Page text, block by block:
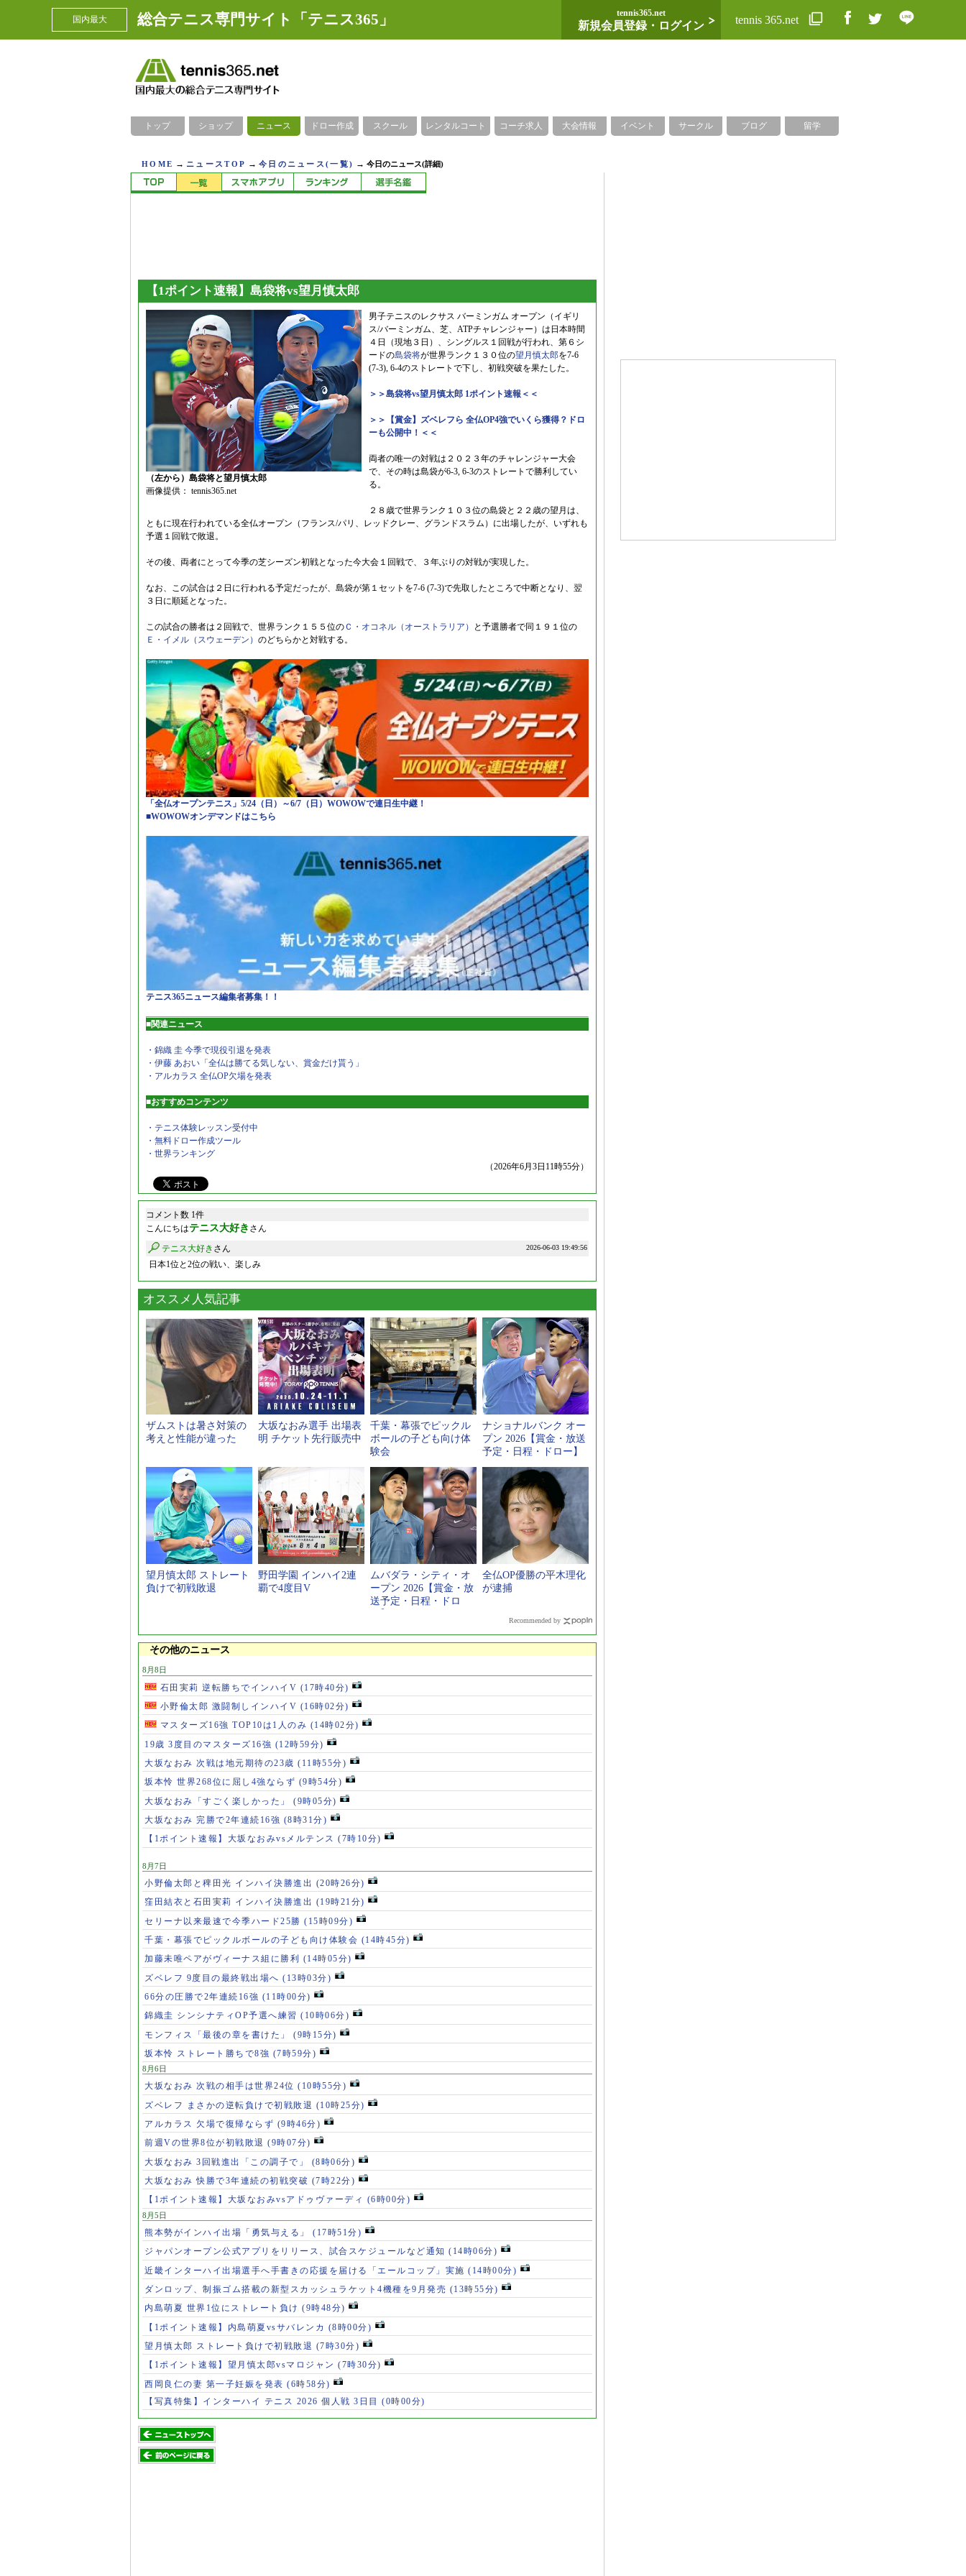
国内最大 総合テニス専門サイト「テニス365」 tennis365.net
新規会員登録・ログイン tennis 365.net
トップ ショップ ニュース ドロー作成 スクール レンタルコート コーチ求人 大会情報 イベント サークル ブログ 留学
HOME → ニュースTOP →今日のニュース(一覧) →今日のニュース(詳細)
【1ポイント速報】島袋将vs望月慎太郎
（左から）島袋将と望月慎太郎
画像提供： tennis365.net
男子テニスのレクサス バーミンガム オープン（イギリ
ス/バーミンガム、芝、ATPチャレンジャー）は日本時間
４日（現地３日）、シングルス１回戦が行われ、第６シ
ードの島袋将が世界ランク１３０位の望月慎太郎を7-6
(7-3), 6-4のストレートで下し、初戦突破を果たした。
＞＞島袋将vs望月慎太郎 1ポイント速報＜＜
＞＞【賞金】ズベレフら 全仏OP4強でいくら獲得？ドロ
ーも公開中！＜＜
両者の唯一の対戦は２０２３年のチャレンジャー大会
で、その時は島袋が6-3, 6-3のストレートで勝利してい
る。
２８歳で世界ランク１０３位の島袋と２２歳の望月は、
ともに現在行われている全仏オープン（フランス/パリ、レッドクレー、グランドスラム）に出場したが、いずれも
予選１回戦で敗退。
その後、両者にとって今季の芝シーズン初戦となった今大会１回戦で、３年ぶりの対戦が実現した。
なお、この試合は２日に行われる予定だったが、島袋が第１セットを7-6 (7-3)で先取したところで中断となり、翌
３日に順延となった。
この試合の勝者は２回戦で、世界ランク１５５位のＣ・オコネル（オーストラリア）
と予選勝者で同１９１位の
Ｅ・イメル（スウェーデン） のどちらかと対戦する。
「全仏オープンテニス」5/24（日）～6/7（日）WOWOWで連日生中継！
■WOWOWオンデマンドはこちら
テニス365ニュース編集者募集！！
■関連ニュース
・錦織 圭 今季で現役引退を発表
・伊藤 あおい「全仏は勝てる気しない、賞金だけ貰う」
・アルカラス 全仏OP欠場を発表
■おすすめコンテンツ
・テニス体験レッスン受付中
・無料ドロー作成ツール
・世界ランキング
（2026年6月3日11時55分）
コメント数 1件
こんにちはテニス大好き さん
2026-06-03 19:49:56
テニス大好き さん
日本1位と2位の戦い、楽しみ
オススメ人気記事
ザムストは暑さ対策の
考えと性能が違った
大坂なおみ選手 出場表
明 チケット先行販売中
千葉・幕張でピックル
ボールの子ども向け体
験会
ナショナルバンク オー
プン 2026【賞金・放送
予定・日程・ドロー】
望月慎太郎 ストレート
負けで初戦敗退
野田学園 インハイ2連
覇で4度目V
ムバダラ・シティ・オ
ープン 2026【賞金・放
送予定・日程・ドロ
全仏OP優勝の平木理化
が逮捕
Recommended by
その他のニュース
8月8日
石田実莉 逆転勝ちでインハイV (17時40分)
小野倫太郎 激闘制しインハイV (16時02分)
マスターズ16強 TOP10は1人のみ (14時02分)
19歳 3度目のマスターズ16強 (12時59分)
大坂なおみ 次戦は地元期待の23歳 (11時55分)
坂本怜 世界268位に屈し4強ならず (9時54分)
大坂なおみ「すごく楽しかった」 (9時05分)
大坂なおみ 完勝で2年連続16強 (8時31分)
【1ポイント速報】大坂なおみvsメルテンス (7時10分)
8月7日
小野倫太郎と稗田光 インハイ決勝進出 (20時26分)
窪田結衣と石田実莉 インハイ決勝進出 (19時21分)
セリーナ以来最速で今季ハード25勝 (15時09分)
千葉・幕張でピックルボールの子ども向け体験会 (14時45分)
加藤未唯ペアがヴィーナス組に勝利 (14時05分)
ズベレフ 9度目の最終戦出場へ (13時03分)
66分の圧勝で2年連続16強 (11時00分)
錦織圭 シンシナティOP予選へ練習 (10時06分)
モンフィス「最後の章を書けた」 (9時15分)
坂本怜 ストレート勝ちで8強 (7時59分)
8月6日
大坂なおみ 次戦の相手は世界24位 (10時55分)
ズベレフ まさかの逆転負けで初戦敗退 (10時25分)
アルカラス 欠場で復帰ならず (9時46分)
前週Vの世界8位が初戦敗退 (9時07分)
大坂なおみ 3回戦進出「この調子で」 (8時06分)
大坂なおみ 快勝で3年連続の初戦突破 (7時22分)
【1ポイント速報】大坂なおみvsアドゥヴァーディ (6時00分)
8月5日
熊本勢がインハイ出場「勇気与える」 (17時51分)
ジャパンオープン公式アプリをリリース、試合スケジュールなど通知 (14時06分)
近畿インターハイ出場選手へ手書きの応援を届ける「エールコップ」実施 (14時00分)
ダンロップ、制振ゴム搭載の新型スカッシュラケット4機種を9月発売 (13時55分)
内島萌夏 世界1位にストレート負け (9時48分)
【1ポイント速報】内島萌夏vsサバレンカ (8時00分)
望月慎太郎 ストレート負けで初戦敗退 (7時30分)
【1ポイント速報】望月慎太郎vsマロジャン (7時30分)
西岡良仁の妻 第一子妊娠を発表 (6時58分)
【写真特集】インターハイ テニス 2026 個人戦 3日目 (0時00分)